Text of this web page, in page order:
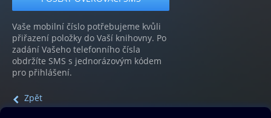
Vaše mobilní číslo potřebujeme kvůli
přiřazení položky do Vaší knihovny. Po
zadání Vašeho telefonního čísla
obdržíte SMS s jednorázovým kódem
pro přihlášení.
Zpět